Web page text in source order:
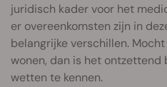
juridisch kader voor het
er overeenkomsten zijn in
belangrijke verschillen.
wonen, dan is het ontzettend
wetten te kennen.